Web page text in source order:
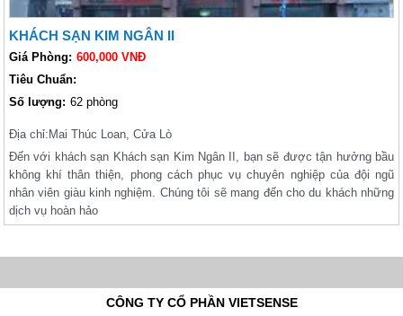
KHÁCH SẠN KIM NGÂN II
Giá Phòng: 600,000 VNĐ
Tiêu Chuẩn:
Số lượng: 62 phòng
Địa chỉ: Mai Thúc Loan, Cửa Lò
Đến với khách sạn Khách sạn Kim Ngân II, bạn sẽ được tận hưởng bầu
không khí thân thiện, phong cách phục vụ chuyên nghiệp của đội ngũ
nhân viên giàu kinh nghiệm. Chúng tôi sẽ mang đến cho du khách những
dịch vụ hoàn hảo
CÔNG TY CỔ PHẦN VIETSENSE